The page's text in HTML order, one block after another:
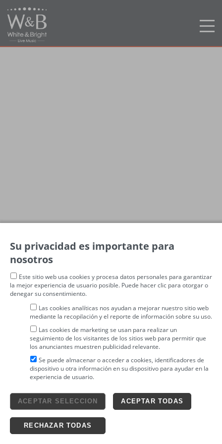
powered by4tickets S.L.
Ticketing solutions
Aviso legal
Condiciones generales
Su privacidad es importante para
nosotros
Este sitio web usa cookies y procesa datos personales para garantizar
la mejor experiencia de usuario posible. Puede hacer clic para otorgar o
denegar su consentimiento.
Las cookies analíticas nos ayudan a mejorar nuestro sitio web
mediante la recopilación y el reporte de información sobre su uso.
Las cookies de marketing se usan para realizar un
seguimiento de los visitantes de los sitios web para permitir que
los anunciantes muestren publicidad relevante.
Se puede almacenar o acceder a cookies, identificadores de
dispositivo u otra información en su dispositivo para ayudar en la
experiencia de usuario.
ACEPTAR TODAS
ACEPTAR SELECCION
RECHAZAR TODAS